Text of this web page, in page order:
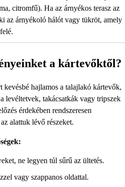
citromfű). Ha az árnyékos terasz az
az árnyékoló hálót vagy tükröt, amely
a kártevőktől?
hajlamos a talajlakó kártevők,
levéltetvek, takácsatkák vagy tripszek
érdekében rendszeresen
alattuk lévő részeket.
ne legyen túl sűrű az ültetés.
vagy szappanos oldattal.